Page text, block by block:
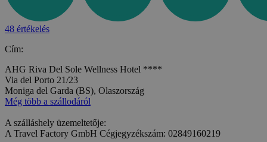
48 értékelés
Cím:
AHG Riva Del Sole Wellness Hotel ****
Via del Porto 21/23
Moniga del Garda (BS), Olaszország
Még több a szállodáról
A szálláshely üzemeltetője:
A Travel Factory GmbH Cégjegyzékszám: 02849160219